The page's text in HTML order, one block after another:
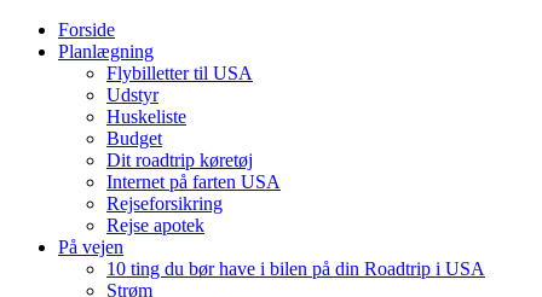
Forside
Planlægning
Flybilletter til USA
Udstyr
Huskeliste
Budget
Dit roadtrip køretøj
Internet på farten USA
Rejseforsikring
Rejse apotek
På vejen
10 ting du bør have i bilen på din Roadtrip i USA
Strøm